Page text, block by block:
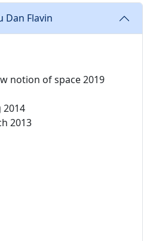
Dan Flavin
notion of space 2019
2014
2013